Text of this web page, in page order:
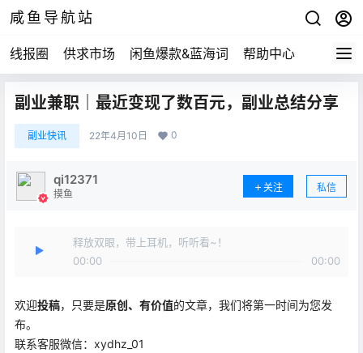
咸鱼导航站
线报圈 供求市场 闲鱼爆款&蓝海词 帮助中心
副业兼职｜最近变现了数百元，副业总结分享
副业快讯 22年4月10日 0
qi12371
摸鱼
关注 私信
释放双眼，带上耳机，听听看~！
00:00
00:00
欢迎投稿，只要是原创、有价值的文章，我们将第一时间为您发
布。
联系客服微信：xydhz_01